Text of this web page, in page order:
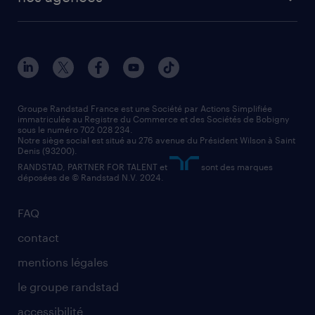
manutentionnaire
assistant administratif
comptable
solutions opérationnelles
contact entreprise
faq intérim / recrutement
nos agences par ville
nos agences par région
nos cabinets de recrutement
FAQ
contact
mentions légales
le groupe randstad
accessibilité
Groupe Randstad France est une Société par Actions Simplifiée
immatriculée au Registre du Commerce et des Sociétés de Bobigny
sous le numéro 702 028 234.
Notre siège social est situé au 276 avenue du Président Wilson à Saint
Denis (93200).
RANDSTAD, PARTNER FOR TALENT et
sont des marques
déposées de © Randstad N.V. 2024.